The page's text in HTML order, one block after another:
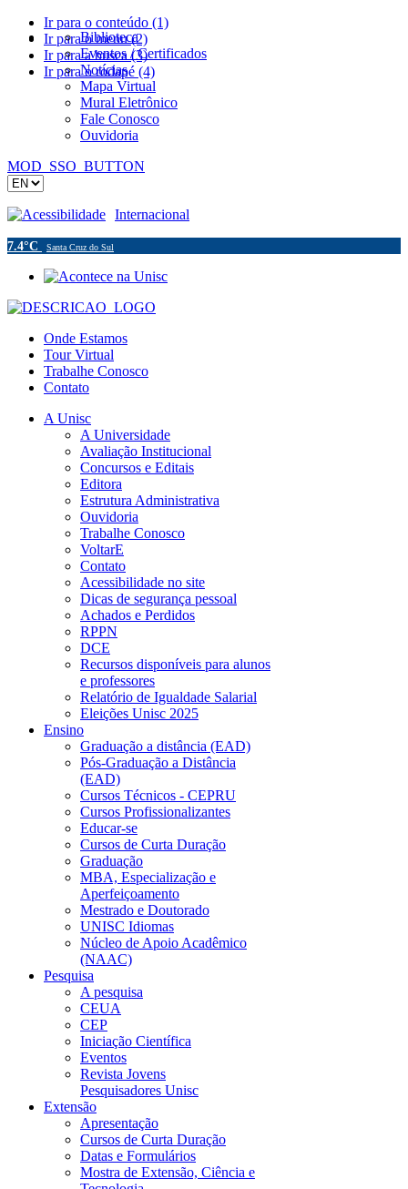
Ir para o conteúdo (1)
Ir para o menu (2)
Ir para a busca (3)
Ir para o rodapé (4)
Biblioteca
Eventos / Certificados
Notícias
Mapa Virtual
Mural Eletrônico
Fale Conosco
Ouvidoria
MOD_SSO_BUTTON
Acessibilidade Internacional
7.4°C Santa Cruz do Sul
Onde Estamos
Tour Virtual
Trabalhe Conosco
Contato
A Unisc
A Universidade
Avaliação Institucional
Concursos e Editais
Editora
Estrutura Administrativa
Ouvidoria
Trabalhe Conosco
VoltarE
Contato
Acessibilidade no site
Dicas de segurança pessoal
Achados e Perdidos
RPPN
DCE
Recursos disponíveis para alunos
e professores
Relatório de Igualdade Salarial
Eleições Unisc 2025
Ensino
Graduação a distância (EAD)
Pós-Graduação a Distância
(EAD)
Cursos Técnicos - CEPRU
Cursos Profissionalizantes
Educar-se
Cursos de Curta Duração
Graduação
MBA, Especialização e
Aperfeiçoamento
Mestrado e Doutorado
UNISC Idiomas
Núcleo de Apoio Acadêmico
(NAAC)
Pesquisa
A pesquisa
CEUA
CEP
Iniciação Científica
Eventos
Revista Jovens
Pesquisadores Unisc
Extensão
Apresentação
Cursos de Curta Duração
Datas e Formulários
Mostra de Extensão, Ciência e